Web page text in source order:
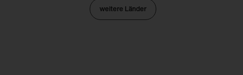
weitere Länder